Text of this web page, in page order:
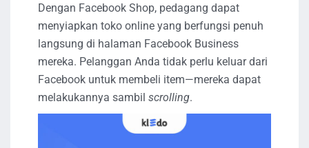
Dengan Facebook Shop, pedagang dapat
menyiapkan toko online yang berfungsi penuh
langsung di halaman Facebook Business
mereka. Pelanggan Anda tidak perlu keluar dari
Facebook untuk membeli item—mereka dapat
melakukannya sambil scrolling.